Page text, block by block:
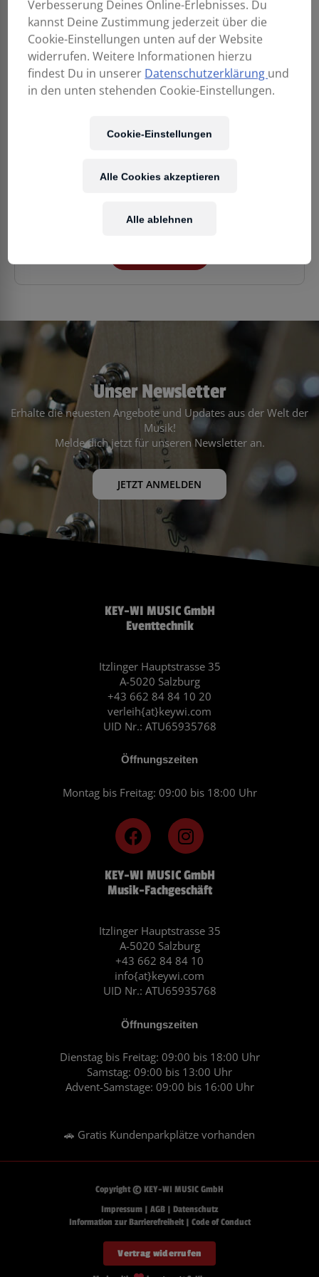
RIESENDJEMBE 110cm
Unser Team hilft gerne bei der Suche nach dem
Unser Newsletter
Erhalte die neuesten Angebote und Updates aus der Welt der
Musik!
Melde dich jetzt für unseren Newsletter an.
JETZT ANMELDEN
KEY-WI MUSIC GmbH
Musik-Fachgeschäft
Itzlinger Hauptstrasse 35
A-5020 Salzburg
+43 662 84 84 10
info{at}keywi.com
UID Nr.: ATU65935768
Öffnungszeiten
Dienstag bis Freitag: 09:00 bis 18:00 Uhr
Samstag: 09:00 bis 13:00 Uhr
Advent-Samstage: 09:00 bis 16:00 Uhr
🚗 Gratis Kundenparkplätze vorhanden
F
a
c
e
b
o
k
I
n
s
t
a
r
a
m
KEY-WI MUSIC GmbH
Eventtechnik
Itzlinger Hauptstrasse 35
A-5020 Salzburg
+43 662 84 84 10 20
verleih{at}keywi.com
UID Nr.: ATU65935768
Öffnungszeiten
Montag bis Freitag: 09:00 bis 18:00 Uhr
Copyright © KEY-WI MUSIC GmbH
Impressum| AGB| Datenschutz
Information zur Barrierefreiheit| Code of Conduct
Vertrag widerrufen
Verbesserung Deines Online-Erlebnisses. Du
kannst Deine Zustimmung jederzeit über die
Cookie-Einstellungen unten auf der Website
widerrufen. Weitere Informationen hierzu
findest Du in unserer Datenschutzerklärung und
in den unten stehenden Cookie-Einstellungen.
Cookie-Einstellungen
Alle ablehnen
Alle Cookies akzeptieren